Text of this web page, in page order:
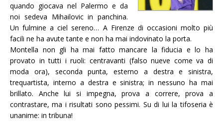
quando giocava nel Palermo e da
noi sedeva Mihailovic in panchina.
Un fulmine a ciel sereno… A Firenze di occasioni molto più
facili ne ha avute tante e non ha mai indovinato la porta.
Montella non gli ha mai fatto mancare la fiducia e lo ha
provato in tutti i ruoli: centravanti (falso nueve come va di
moda ora), seconda punta, esterno a destra e sinistra,
trequartista, interno a destra e sinistra; in nessuno ha mai
brillato. Anche lui si impegna, prova a correre, prova a
contrastare, ma i risultati sono pessimi. Su di lui la tifoseria è
unanime: in tribuna!